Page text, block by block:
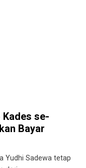
se-
Bayar
Yudhi Sadewa tetap